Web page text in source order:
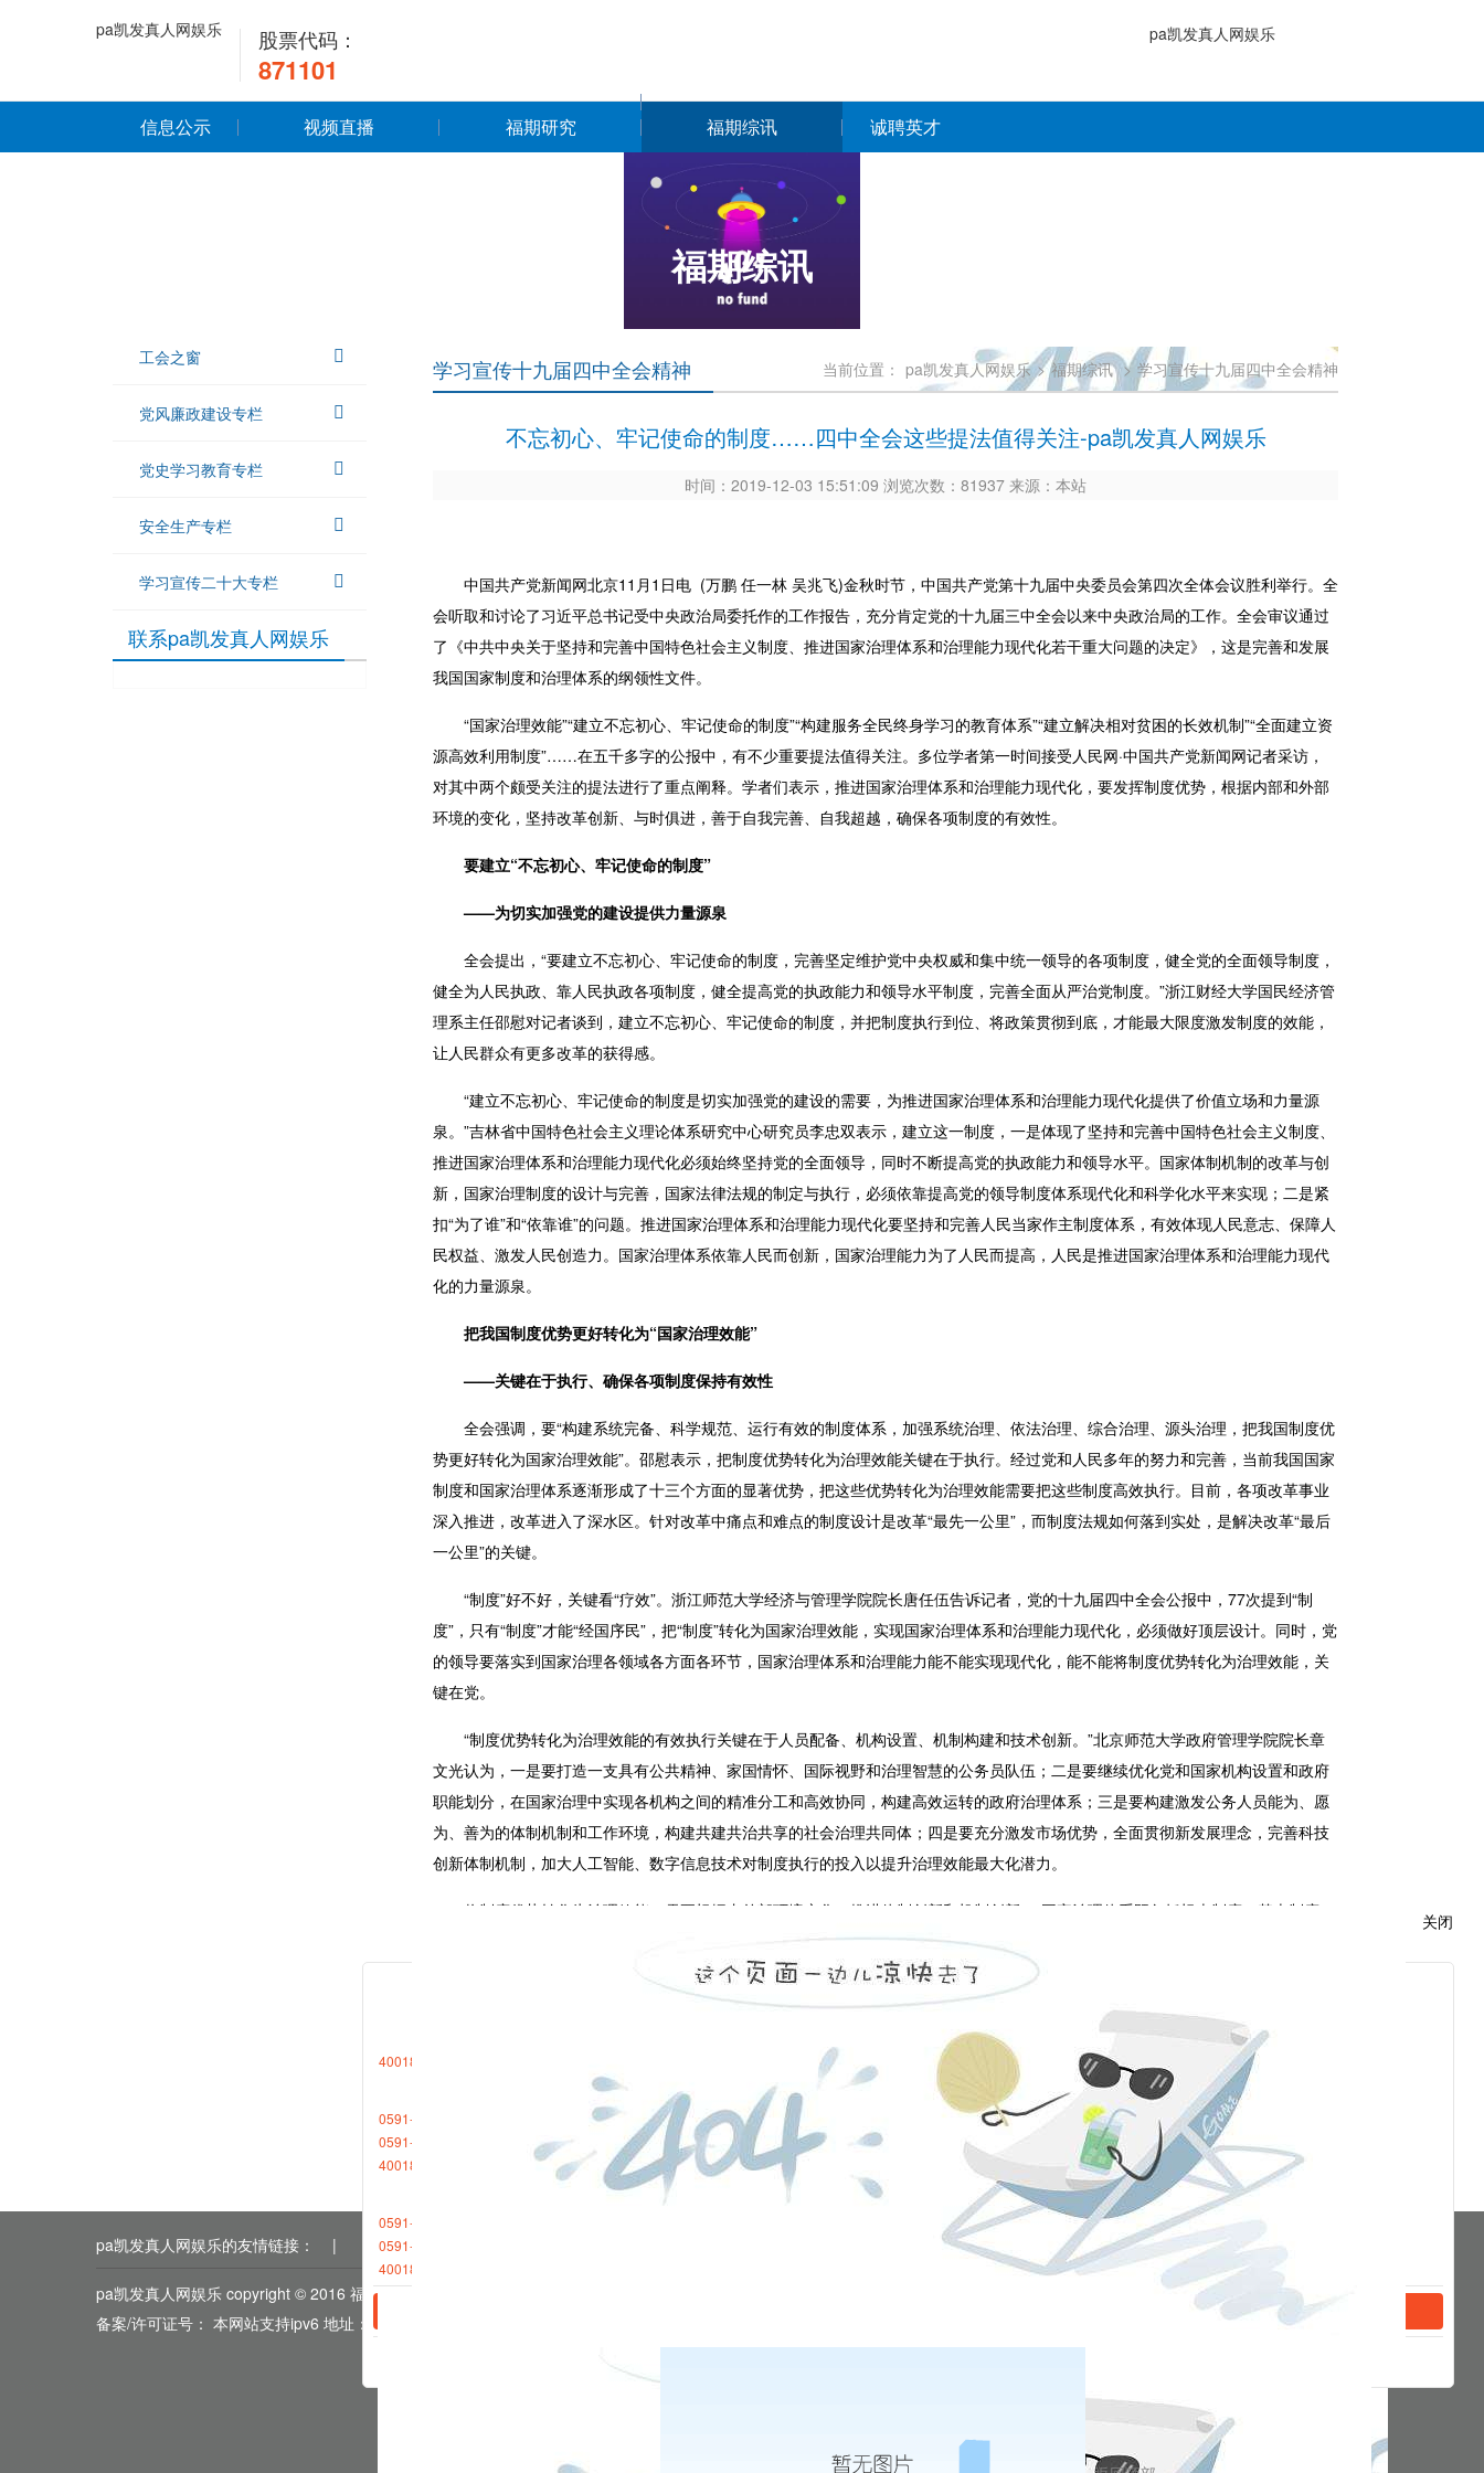
pa凯发真人网娱乐 股票代码：
871101
pa凯发真人网娱乐
信息公示 视频直播 福期研究 福期综讯 诚聘英才
福期综讯
工会之窗
党风廉政建设专栏
党史学习教育专栏
安全生产专栏
学习宣传二十大专栏
联系pa凯发真人网娱乐
学习宣传十九届四中全会精神 当前位置： pa凯发真人网娱乐 > 福期综讯 > 学习宣传十九届四中全会精神
不忘初心、牢记使命的制度……四中全会这些提法值得关注-pa凯发真人网娱乐
时间：2019-12-03 15:51:09 浏览次数：81937 来源：本站
中国共产党新闻网北京11月1日电 (万鹏 任一林 吴兆飞)金秋时节，中国共产党第十九届中央委员会第四次全体会议胜利举行。全
会听取和讨论了习近平总书记受中央政治局委托作的工作报告，充分肯定党的十九届三中全会以来中央政治局的工作。全会审议通过
了《中共中央关于坚持和完善中国特色社会主义制度、推进国家治理体系和治理能力现代化若干重大问题的决定》，这是完善和发展
我国国家制度和治理体系的纲领性文件。
“国家治理效能”“建立不忘初心、牢记使命的制度”“构建服务全民终身学习的教育体系”“建立解决相对贫困的长效机制”“全面建立资
源高效利用制度”……在五千多字的公报中，有不少重要提法值得关注。多位学者第一时间接受人民网·中国共产党新闻网记者采访，
对其中两个颇受关注的提法进行了重点阐释。 学者们表示，推进国家治理体系和治理能力现代化，要发挥制度优势，根据内部和外部
环境的变化，坚持改革创新、与时俱进，善于自我完善、自我超越，确保各项制度的有效性。
要建立“不忘初心、牢记使命的制度”
——为切实加强党的建设提供力量源泉
全会提出，“要建立不忘初心、牢记使命的制度，完善坚定维护党中央权威和集中统一领导的各项制度，健全党的全面领导制度，
健全为人民执政、靠人民执政各项制度，健全提高党的执政能力和领导水平制度，完善全面从严治党制度。”浙江财经大学国民经济管
理系主任邵慰对记者谈到，建立不忘初心、牢记使命的制度，并把制度执行到位、将政策贯彻到底，才能最大限度激发制度的效能，
让人民群众有更多改革的获得感。
“建立不忘初心、牢记使命的制度是切实加强党的建设的需要，为推进国家治理体系和治理能力现代化提供了价值立场和力量源
泉。”吉林省中国特色社会主义理论体系研究中心研究员李忠双表示，建立这一制度， 一是体现了坚持和完善中国特色社会主义制度、
推进国家治理体系和治理能力现代化必须始终坚持党的全面领导，同时不断提高党的执政能力和领导水平。国家体制机制的改革与创
新，国家治理制度的设计与完善，国家法律法规的制定与执行，必须依靠提高党的领导制度体系现代化和科学化水平来实现； 二是紧
扣“为了谁”和“依靠谁”的问题。推进国家治理体系和治理能力现代化要坚持和完善人民当家作主制度体系，有效体现人民意志、保障人
民权益、激发人民创造力。国家治理体系依靠人民而创新，国家治理能力为了人民而提高，人民是推进国家治理体系和治理能力现代
化的力量源泉。
把我国制度优势更好转化为“国家治理效能”
——关键在于执行、确保各项制度保持有效性
全会强调，要“构建系统完备、科学规范、运行有效的制度体系，加强系统治理、依法治理、综合治理、源头治理，把我国制度优
势更好转化为国家治理效能”。邵慰表示，把制度优势转化为治理效能关键在于执行。经过党和人民多年的努力和完善，当前我国国家
制度和国家治理体系逐渐形成了十三个方面的显著优势，把这些优势转化为治理效能需要把这些制度高效执行。目前，各项改革事业
深入推进，改革进入了深水区。针对改革中痛点和难点的制度设计是改革“最先一公里”，而制度法规如何落到实处，是解决改革“最后
一公里”的关键。
“制度”好不好，关键看“疗效”。浙江师范大学经济与管理学院院长唐任伍告诉记者，党的十九届四中全会公报中，77次提到“制
度”，只有“制度”才能“经国序民”，把“制度”转化为国家治理效能，实现国家治理体系和治理能力现代化，必须做好顶层设计。 同时，党
的领导要落实到国家治理各领域各方面各环节，国家治理体系和治理能力能不能实现现代化，能不能将制度优势转化为治理效能，关
键在党。
“制度优势转化为治理效能的有效执行关键在于人员配备、机构设置、机制构建和技术创新。 ”北京师范大学政府管理学院院长章
文光认为， 一是要打造一支具有公共精神、家国情怀、国际视野和治理智慧的公务员队伍；二是要继续优化党和国家机构设置和政府
职能划分，在国家治理中实现各机构之间的精准分工和高效协同，构建高效运转的政府治理体系；三是要构建激发公务人员能为、愿
为、善为的体制机制和工作环境，构建共建共治共享的社会治理共同体；四是要充分激发市场优势，全面贯彻新发展理念，完善科技
创新体制机制，加大人工智能、数字信息技术对制度执行的投入以提升治理效能最大化潜力。
将制度优势转化为治理效能，需要根据内外部环境变化，推进体制创新和机制创新。“国家治理体系既包括根本制度、基本制度、
重要制度，也包括运作模式、运作机制、政策工具和技术应用。推进国家治理体系和能力现代化，既要发挥制度优势、增强道路自
信、理论自信、制度自信、文化自信，也要根据内部和外部环境的变化，坚持改革创新、与时俱进，善于自我完善、自我超越，确保
各项制度保持有效性，使社会充满生机活力。”中国人民大学公共管理学院副院长杨宏山说。
一图读懂“不忘初心 牢记使命”主题教育总结大会
历史交汇点上的伟大宣示——党的十九届四中全会侧记
pa凯发真人网娱乐的友情链接： | |
pa凯发真人网娱乐 copyright © 2016 福能期货股份有限公司 本网站所载文章和数据仅供参考，使用前务请核实，风险自负。
备案/许可证号： 本网站支持ipv6 地址：福州市鼓楼区五四路75号海西商务大厦31层
关闭
在线客服
4001868696转1
日盘下单电话：
0591-88013377
0591-87727306
4001868696转2
夜盘下单电话：
0591-88013380
0591-87512570
4001868696转2